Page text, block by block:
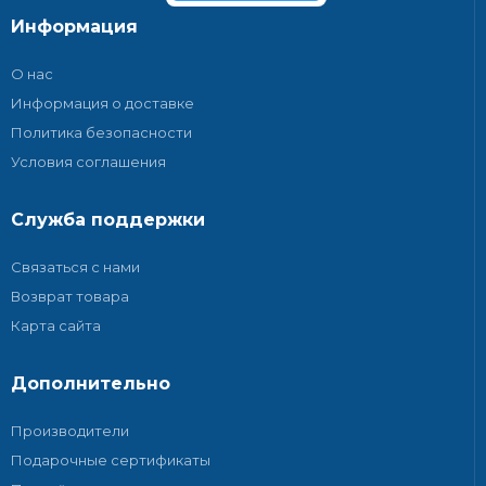
Информация
О нас
Информация о доставке
Политика безопасности
Условия соглашения
Служба поддержки
Связаться с нами
Возврат товара
Карта сайта
Дополнительно
Производители
Подарочные сертификаты